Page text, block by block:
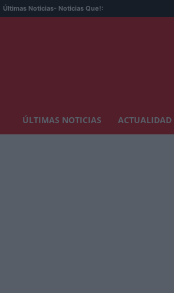
Últimas Noticias- Noticias Que!:
ÚLTIMAS NOTICIAS ACTUALIDAD